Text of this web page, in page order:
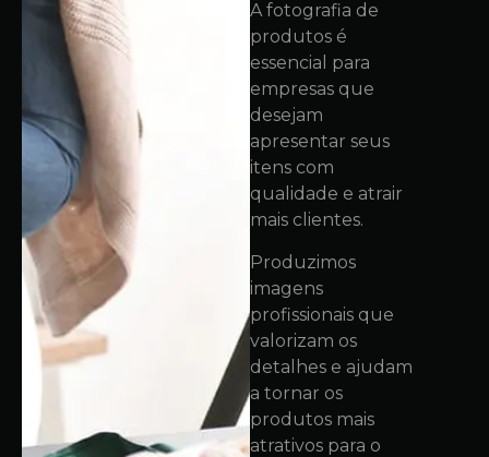
A fotografia de
produtos é
essencial para
empresas que
desejam
apresentar seus
itens com
qualidade e atrair
mais clientes.
Produzimos
imagens
profissionais que
valorizam os
detalhes e ajudam
a tornar os
produtos mais
atrativos para o